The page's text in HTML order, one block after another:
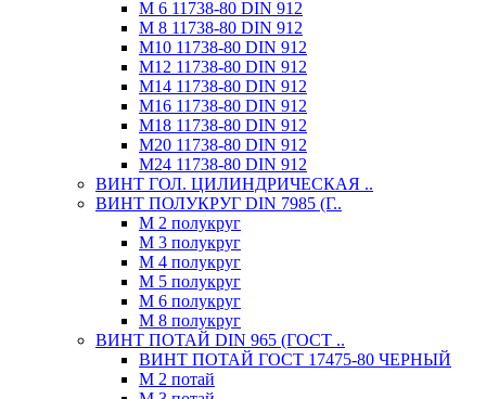
М 6 11738-80 DIN 912
М 8 11738-80 DIN 912
М10 11738-80 DIN 912
М12 11738-80 DIN 912
М14 11738-80 DIN 912
М16 11738-80 DIN 912
М18 11738-80 DIN 912
М20 11738-80 DIN 912
М24 11738-80 DIN 912
ВИНТ ГОЛ. ЦИЛИНДРИЧЕСКАЯ ..
ВИНТ ПОЛУКРУГ DIN 7985 (Г..
М 2 полукруг
М 3 полукруг
М 4 полукруг
М 5 полукруг
М 6 полукруг
М 8 полукруг
ВИНТ ПОТАЙ DIN 965 (ГОСТ ..
ВИНТ ПОТАЙ ГОСТ 17475-80 ЧЕРНЫЙ
М 2 потай